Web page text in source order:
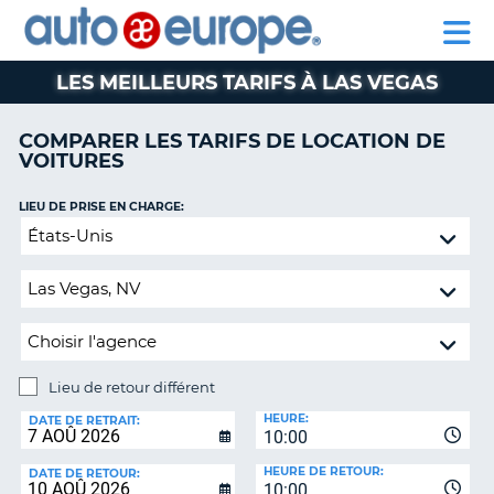
LOCATION
DE
VOITURES
CAMPING-
CAR
PARTENAIRE
SUPPORT
CLIENT
AUTO
EUROPE
LOCATION
DE
VOITURES
CAMPING-
PARTENAIRE
SUPPORT
COMPTE
MA
LANGUAGE
LES MEILLEURS TARIFS À LAS VEGAS
COMPARER LES TARIFS DE LOCATION DE
VOITURES
Lieu
retour
LIEU DE PRISE EN CHARGE:
Lieu de retour différent
DE
RETOUR:
DATE DE RETRAIT:
10:00
HEURE:
DATE DE RETOUR:
10:00
HEURE DE RETOUR: